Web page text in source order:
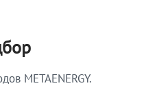
METAENERGY.